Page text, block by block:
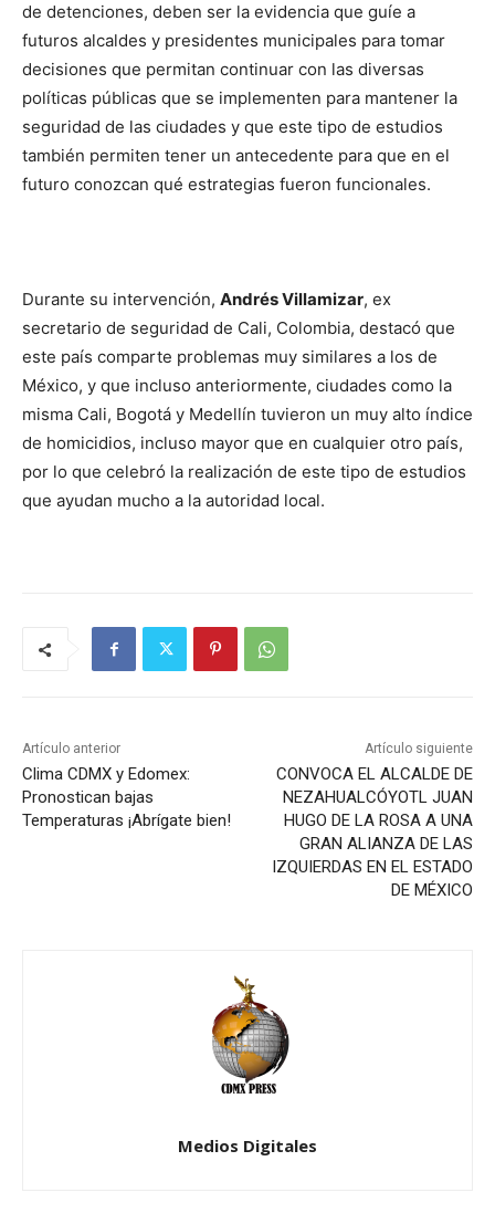
de detenciones, deben ser la evidencia que guíe a
futuros alcaldes y presidentes municipales para tomar
decisiones que permitan continuar con las diversas
políticas públicas que se implementen para mantener la
seguridad de las ciudades y que este tipo de estudios
también permiten tener un antecedente para que en el
futuro conozcan qué estrategias fueron funcionales.
Durante su intervención, Andrés Villamizar, ex
secretario de seguridad de Cali, Colombia, destacó que
este país comparte problemas muy similares a los de
México, y que incluso anteriormente, ciudades como la
misma Cali, Bogotá y Medellín tuvieron un muy alto índice
de homicidios, incluso mayor que en cualquier otro país,
por lo que celebró la realización de este tipo de estudios
que ayudan mucho a la autoridad local.
Artículo anterior
Clima CDMX y Edomex:
Pronostican bajas
Temperaturas ¡Abrígate bien!
Artículo siguiente
CONVOCA EL ALCALDE DE
NEZAHUALCÓYOTL JUAN
HUGO DE LA ROSA A UNA
GRAN ALIANZA DE LAS
IZQUIERDAS EN EL ESTADO
DE MÉXICO
Medios Digitales